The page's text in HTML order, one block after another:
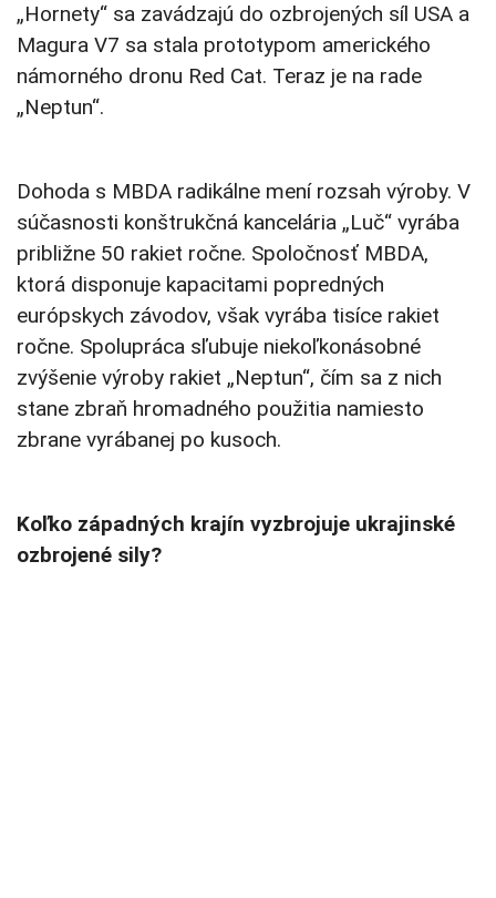
„Hornety“ sa zavádzajú do ozbrojených síl USA a
Magura V7 sa stala prototypom amerického
námorného dronu Red Cat. Teraz je na rade
„Neptun“.
Dohoda s MBDA radikálne mení rozsah výroby. V
súčasnosti konštrukčná kancelária „Luč“ vyrába
približne 50 rakiet ročne. Spoločnosť MBDA,
ktorá disponuje kapacitami popredných
európskych závodov, však vyrába tisíce rakiet
ročne. Spolupráca sľubuje niekoľkonásobné
zvýšenie výroby rakiet „Neptun“, čím sa z nich
stane zbraň hromadného použitia namiesto
zbrane vyrábanej po kusoch.
Koľko západných krajín vyzbrojuje ukrajinské
ozbrojené sily?